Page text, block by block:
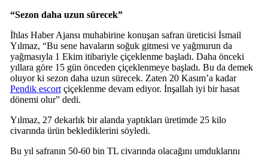
“Sezon daha uzun sürecek”
İhlas Haber Ajansı muhabirine konuşan safran üreticisi İsmail
Yılmaz, “Bu sene havaların soğuk gitmesi ve yağmurun da
yağmasıyla 1 Ekim itibariyle çiçeklenme başladı. Daha önceki
yıllara göre 15 gün önceden çiçeklenmeye başladı. Bu da demek
oluyor ki sezon daha uzun sürecek. Zaten 20 Kasım’a kadar
Pendik escortçiçeklenme devam ediyor. İnşallah iyi bir hasat
dönemi olur” dedi.
Yılmaz, 27 dekarlık bir alanda yaptıkları üretimde 25 kilo
civarında ürün beklediklerini söyledi.
Bu yıl safranın 50-60 bin TL civarında olacağını umduklarını